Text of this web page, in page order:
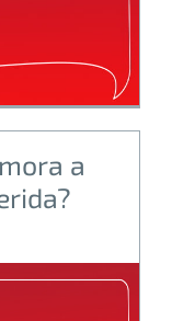
a